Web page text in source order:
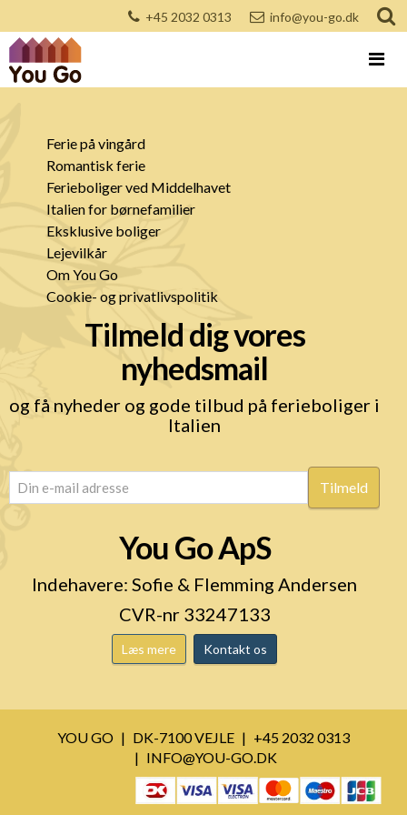
+45 2032 0313 info@you-go.dk
Ferie på vingård
Romantisk ferie
Ferieboliger ved Middelhavet
Italien for børnefamilier
Eksklusive boliger
Lejevilkår
Om You Go
Cookie- og privatlivspolitik
Tilmeld dig vores
nyhedsmail
og få nyheder og gode tilbud på ferieboliger i
Italien
(Påkrævet)
You Go ApS
Indehavere: Sofie & Flemming Andersen
CVR-nr 33247133
Læs mere Kontakt os
YOU GO DK-7100 VEJLE
+45 2032 0313
INFO@YOU-GO.DK